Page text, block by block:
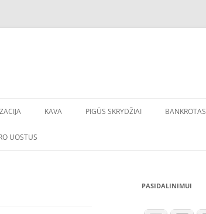
KAVA PIGŪS SKRYDŽIAI BANKROTAS
UOSTUS
PASIDALINIMUI